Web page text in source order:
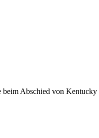
beim Abschied von Kentucky